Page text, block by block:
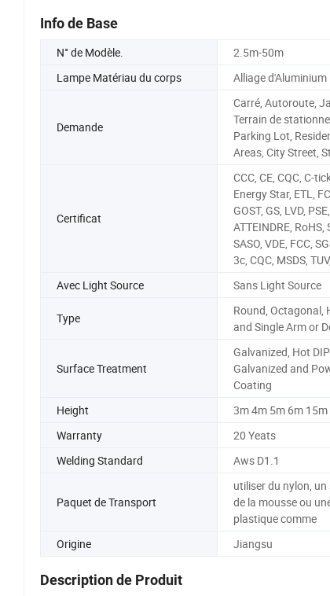
Info de Base
N° de Modèle. 2.5m-50m
Lampe Matériau du corps
Alliage d'Aluminium
Demande
Carré, Autoroute,
Terrain de
Parking Lot,
Areas, City Street,
Certificat
CCC, CE, CQC, C-
Energy Star, ETL,
GOST, GS, LVD, PSE,
ATTEINDRE, RoHS,
SASO, VDE, FCC,
3c, CQC, MSDS,
Avec Light Source Sans Light Source
Type
Round, Octagonal,
and Single Arm or
Surface Treatment
Galvanized, Hot DIP
Galvanized and
Coating
Height 3m 4m 5m 6m
Warranty
20 Yeats
Welding Standard
Aws D1.1
Paquet de Transport
utiliser du nylon, un
de la mousse ou
plastique comme
Origine Jiangsu
Description de Produit